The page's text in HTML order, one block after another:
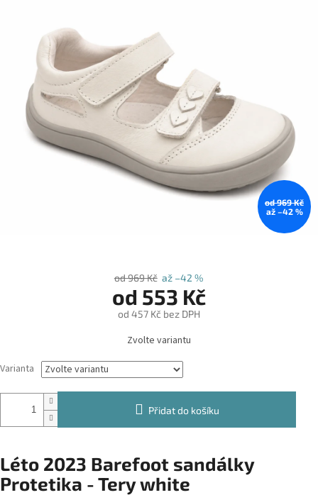
od 969 Kč
až –42 %
od 969 Kč až –42 %
od 553 Kč
od 457 Kč bez DPH
Měrná
cena:
Zvolte variantu
Varianta
Přidat do košíku
Léto 2023 Barefoot sandálky
Protetika - Tery white